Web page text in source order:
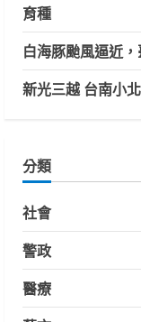
育種
白海豚颱風逼近
新光三越 台南小
分類
社會
警政
醫療